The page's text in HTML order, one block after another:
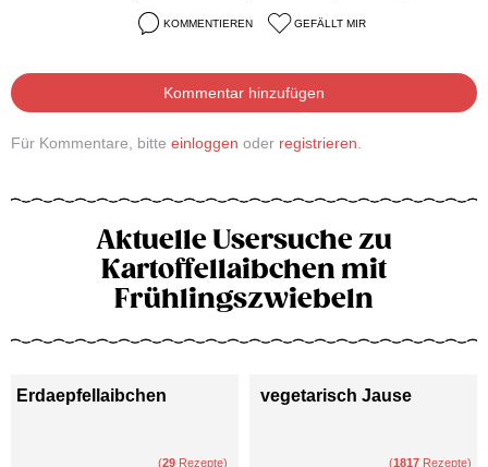
KOMMENTIEREN GEFÄLLT MIR
Kommentar hinzufügen
Für Kommentare, bitte einloggen oder registrieren
Aktuelle Usersuche zu
Kartoffellaibchen mit
Frühlingszwiebeln
Erdaepfellaibchen
(29 Rezepte)
vegetarisch Jause
(1817 Rezepte)